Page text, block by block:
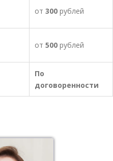
от 300 рублей
от 500 рублей
По
договоренности